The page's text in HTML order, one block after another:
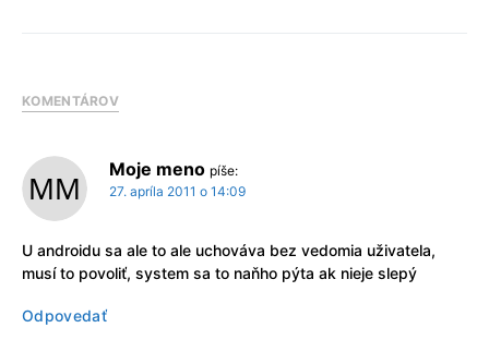
KOMENTÁROV
Moje meno píše:
27. apríla 2011 o 14:09
U androidu sa ale to ale uchováva bez vedomia uživatela,
musí to povoliť, system sa to naňho pýta ak nieje slepý
Odpovedať